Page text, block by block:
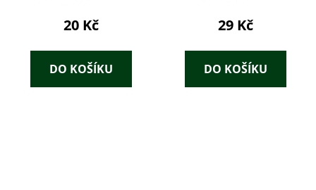
20 Kč
DO KOŠÍKU
29 Kč
DO KOŠÍKU